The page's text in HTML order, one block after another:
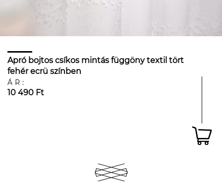
Apró bojtos csíkos mintás függöny textil tört
fehér ecrü színben
ÁR:
10 490 Ft